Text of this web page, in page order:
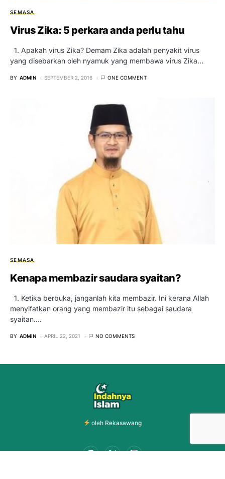
SEMASA
Virus Zika: 5 perkara anda perlu tahu
1. Apakah virus Zika? Demam Zika adalah penyakit virus
yang disebarkan oleh nyamuk yang membawa virus Zika…
BY ADMIN SEPTEMBER 2, 2016 ONE COMMENT
SEMASA
Kenapa membazir saudara syaitan?
1. Ketika berbuka, janganlah kita membazir. Ini kerana Allah
menyifatkan orang yang membazir itu sebagai saudara
syaitan.…
BY ADMIN APRIL 22, 2021 NO COMMENTS
oleh Rekasawang